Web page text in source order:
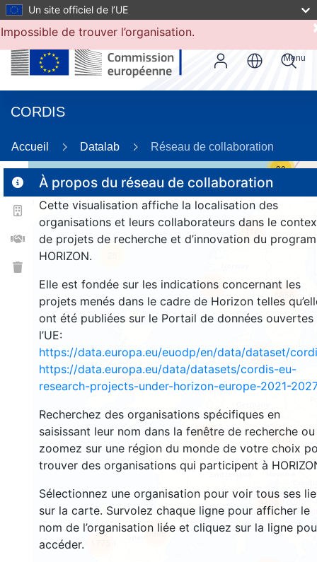
Un site officiel de l’UE
CORDIS
Menu
Accueil Datalab Réseau de collaboration
À propos du réseau de collaboration
Cette visualisation affiche la localisation des
organisations et leurs collaborateurs dans le
de projets de recherche et d’innovation du
HORIZON.
Elle est fondée sur les indications concernant les
projets menés dans le cadre de Horizon telles
ont été publiées sur le Portail de données ouvertes
l’UE:
https://data.europa.eu/euodp/en/data/dataset/
https://data.europa.eu/data/datasets/cordis-eu-
research-projects-under-horizon-europe-2021-2027
Recherchez des organisations spécifiques en
saisissant leur nom dans la fenêtre de recherche ou
zoomez sur une région du monde de votre choix
trouver des organisations qui participent à
Sélectionnez une organisation pour voir tous ses
sur la carte. Survolez chaque ligne pour afficher le
nom de l’organisation liée et cliquez sur la ligne
accéder.
30
2212
114
248
3408
2668
5810
19410
5995
Impossible de trouver l’organisation.